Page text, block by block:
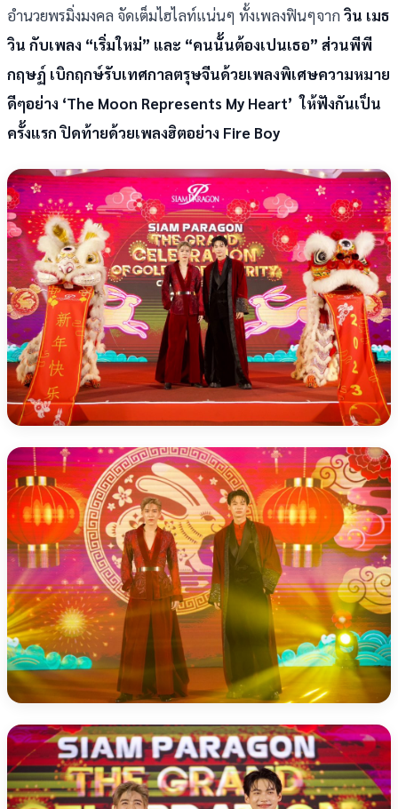
อำนวยพรมิ่งมงคล จัดเต็มไฮไลท์แน่นๆ ทั้งเพลงฟินๆจาก วิน เมธ
วิน กับเพลง “เริ่มใหม่” และ “คนนั้นต้องเปนเธอ” ส่วนพีพี
กฤษฏ์ เบิกฤกษ์รับเทศกาลตรุษจีนด้วยเพลงพิเศษความหมาย
ดีๆอย่าง ‘The Moon Represents My Heart’ ให้ฟังกันเป็น
ครั้งแรก ปิดท้ายด้วยเพลงฮิตอย่าง Fire Boy